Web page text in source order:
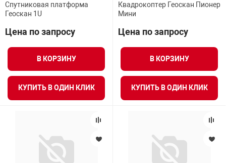
Спутниковая платформа
Геоскан 1U
Цена по запросу
В КОРЗИНУ
КУПИТЬ В ОДИН КЛИК
Квадрокоптер Геоскан Пионер
Мини
Цена по запросу
В КОРЗИНУ
КУПИТЬ В ОДИН КЛИК